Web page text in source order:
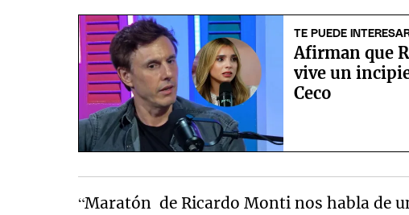
TE PUEDE
Afirman que
vive un
Ceco
“Maratón de Ricardo Monti nos habla de